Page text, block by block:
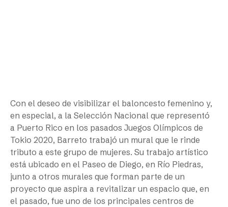
Con el deseo de visibilizar el baloncesto femenino y,
en especial, a la Selección Nacional que representó
a Puerto Rico en los pasados Juegos Olímpicos de
Tokio 2020, Barreto trabajó un mural que le rinde
tributo a este grupo de mujeres. Su trabajo artístico
está ubicado en el Paseo de Diego, en Río Piedras,
junto a otros murales que forman parte de un
proyecto que aspira a revitalizar un espacio que, en
el pasado, fue uno de los principales centros de